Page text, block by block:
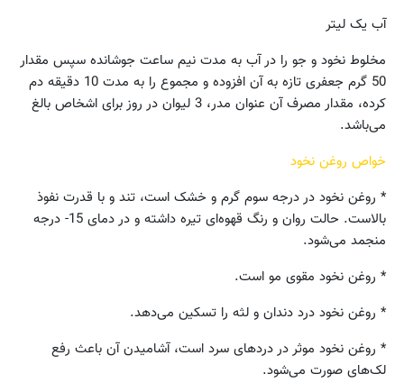
آب یک لیتر
مخلوط نخود و جو را در آب به مدت نیم ساعت جوشانده سپس مقدار
50 گرم جعفری تازه به آن افزوده و مجموع را به مدت 10 دقیقه دم
کرده، مقدار مصرف آن عنوان مدر، 3 لیوان در روز برای اشخاص بالغ
می‌باشد.
خواص روغن نخود
* روغن نخود در درجه سوم گرم و خشک است، تند و با قدرت نفوذ
بالاست. حالت روان و رنگ قهوه‌ای تیره داشته و در دمای 15- درجه
منجمد می‌شود.
* روغن نخود مقوی مو است.
* روغن نخود درد دندان و لثه را تسکین می‌دهد.
* روغن نخود موثر در دردهای سرد است، آشامیدن آن باعث رفع
لک‌های صورت می‌شود.